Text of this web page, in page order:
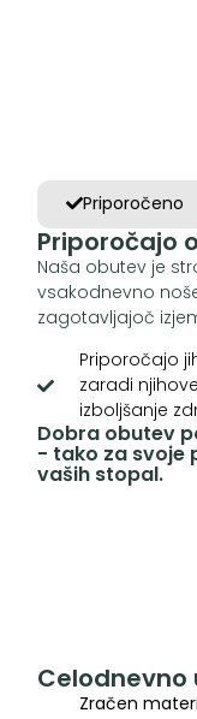
Priporočeno
Priporočajo
Naša obutev je
vsakodnevno
zagotavljajoč
Priporočajo
zaradi
izboljšanje
Dobra obutev
- tako za svoje
vaših stopal.
Celodnevno
Zračen